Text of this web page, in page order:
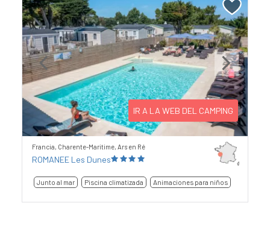
Previous Next
IR A LA WEB DEL CAMPING
Francia, Charente-Maritime, Ars en Ré
ROMANEE Les Dunes
Junto al mar Piscina climatizada Animaciones para niños